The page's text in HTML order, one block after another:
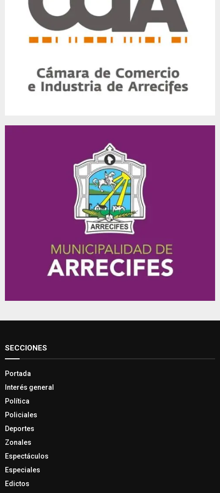
SECCIONES
Portada
Interés general
Política
Policiales
Deportes
Zonales
Espectáculos
Especiales
Edictos